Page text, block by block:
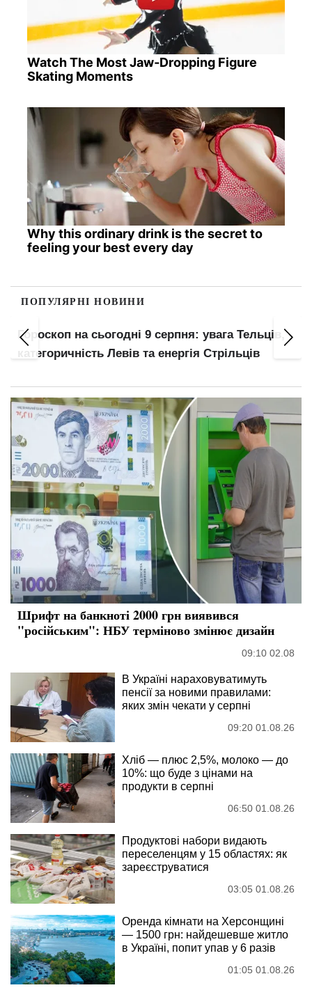
Watch The Most Jaw‑Dropping Figure
Skating Moments
Why this ordinary drink is the secret to
feeling your best every day
ПОПУЛЯРНІ НОВИНИ
Гороскоп на сьогодні 9 серпня: увага Тельців,
категоричність Левів та енергія Стрільців
Шрифт на банкноті 2000 грн виявився
"російським": НБУ терміново змінює дизайн
09:10 02.08
В Україні нараховуватимуть
пенсії за новими правилами:
яких змін чекати у серпні
09:20 01.08.26
Хліб — плюс 2,5%, молоко — до
10%: що буде з цінами на
продукти в серпні
06:50 01.08.26
Продуктові набори видають
переселенцям у 15 областях: як
зареєструватися
03:05 01.08.26
Оренда кімнати на Херсонщині
— 1500 грн: найдешевше житло
в Україні, попит упав у 6 разів
01:05 01.08.26